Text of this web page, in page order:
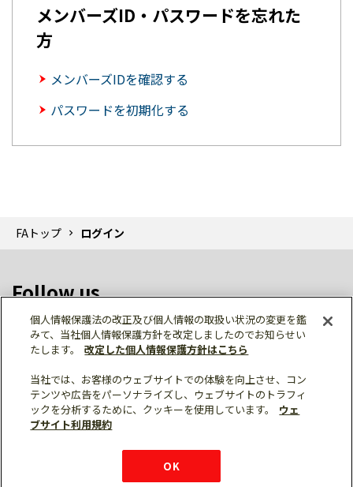
メンバーズID・パスワードを忘れた
方
メンバーズIDを確認する
パスワードを初期化する
FAトップ ログイン
Follow us
個人情報保護 利用規約
ご利用にあたって
サイトマップ
三菱電機トップ
個人情報保護法の改正及び個人情報の取扱い状況の変更を鑑
みて、当社個人情報保護方針を改定しましたのでお知らせい
たします。
改定した個人情報保護方針はこちら
当社では、お客様のウェブサイトでの体験を向上させ、コン
テンツや広告をパーソナライズし、ウェブサイトのトラフィ
ックを分析するために、クッキーを使用しています。
ウェ
ブサイト利用規約
OK
チャットサービス